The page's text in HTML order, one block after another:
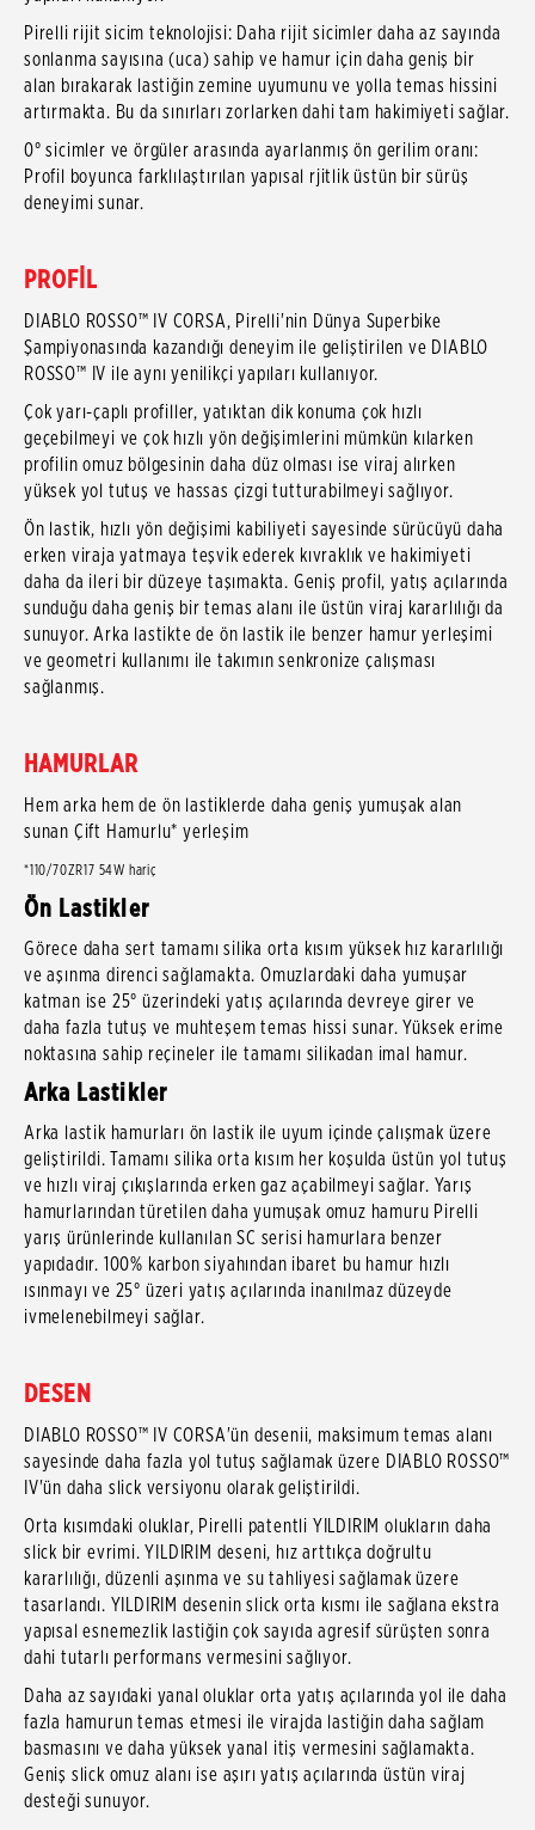
Pirelli rijit sicim teknolojisi: Daha rijit sicimler daha az sayında
sonlanma sayısına (uca) sahip ve hamur için daha geniş bir
alan bırakarak lastiğin zemine uyumunu ve yolla temas hissini
artırmakta. Bu da sınırları zorlarken dahi tam hakimiyeti sağlar.
0° sicimler ve örgüler arasında ayarlanmış ön gerilim oranı:
Profil boyunca farklılaştırılan yapısal rjitlik üstün bir sürüş
deneyimi sunar.
PROFİL
DIABLO ROSSO™ IV CORSA, Pirelli'nin Dünya Superbike
Şampiyonasında kazandığı deneyim ile geliştirilen ve DIABLO
ROSSO™ IV ile aynı yenilikçi yapıları kullanıyor.
Çok yarı-çaplı profiller, yatıktan dik konuma çok hızlı
geçebilmeyi ve çok hızlı yön değişimlerini mümkün kılarken
profilin omuz bölgesinin daha düz olması ise viraj alırken
yüksek yol tutuş ve hassas çizgi tutturabilmeyi sağlıyor.
Ön lastik, hızlı yön değişimi kabiliyeti sayesinde sürücüyü daha
erken viraja yatmaya teşvik ederek kıvraklık ve hakimiyeti
daha da ileri bir düzeye taşımakta. Geniş profil, yatış açılarında
sunduğu daha geniş bir temas alanı ile üstün viraj kararlılığı da
sunuyor. Arka lastikte de ön lastik ile benzer hamur yerleşimi
ve geometri kullanımı ile takımın senkronize çalışması
sağlanmış.
HAMURLAR
Hem arka hem de ön lastiklerde daha geniş yumuşak alan
sunan Çift Hamurlu* yerleşim
*110/70ZR17 54W hariç
Ön Lastikler
Görece daha sert tamamı silika orta kısım yüksek hız kararlılığı
ve aşınma direnci sağlamakta. Omuzlardaki daha yumuşar
katman ise 25° üzerindeki yatış açılarında devreye girer ve
daha fazla tutuş ve muhteşem temas hissi sunar. Yüksek erime
noktasına sahip reçineler ile tamamı silikadan imal hamur.
Arka Lastikler
Arka lastik hamurları ön lastik ile uyum içinde çalışmak üzere
geliştirildi. Tamamı silika orta kısım her koşulda üstün yol tutuş
ve hızlı viraj çıkışlarında erken gaz açabilmeyi sağlar. Yarış
hamurlarından türetilen daha yumuşak omuz hamuru Pirelli
yarış ürünlerinde kullanılan SC serisi hamurlara benzer
yapıdadır. 100% karbon siyahından ibaret bu hamur hızlı
ısınmayı ve 25° üzeri yatış açılarında inanılmaz düzeyde
ivmelenebilmeyi sağlar.
DESEN
DIABLO ROSSO™ IV CORSA'ün desenii, maksimum temas alanı
sayesinde daha fazla yol tutuş sağlamak üzere DIABLO ROSSO™
IV'ün daha slick versiyonu olarak geliştirildi.
Orta kısımdaki oluklar, Pirelli patentli YILDIRIM olukların daha
slick bir evrimi. YILDIRIM deseni, hız arttıkça doğrultu
kararlılığı, düzenli aşınma ve su tahliyesi sağlamak üzere
tasarlandı. YILDIRIM desenin slick orta kısmı ile sağlana ekstra
yapısal esnemezlik lastiğin çok sayıda agresif sürüşten sonra
dahi tutarlı performans vermesini sağlıyor.
Daha az sayıdaki yanal oluklar orta yatış açılarında yol ile daha
fazla hamurun temas etmesi ile virajda lastiğin daha sağlam
basmasını ve daha yüksek yanal itiş vermesini sağlamakta.
Geniş slick omuz alanı ise aşırı yatış açılarında üstün viraj
desteği sunuyor.